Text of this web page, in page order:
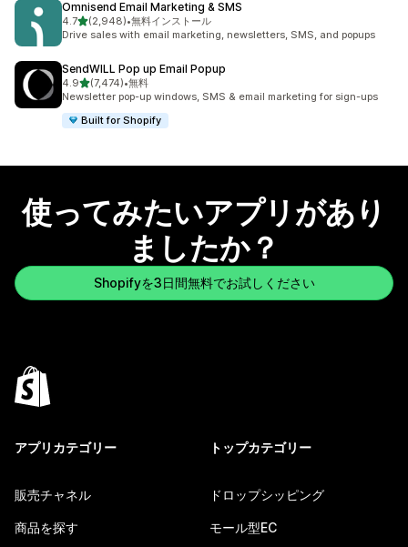
Omnisend Email Marketing & SMS
4.75つ星中
(2,948)
合計レビュー数：2948件
•無料インストール
Drive sales with email marketing, newsletters, SMS, and popups
SendWILL Pop up Email Popup
4.95つ星中
(7,474)
合計レビュー数：7474件
•無料
Newsletter pop-up windows, SMS & email marketing for sign-ups
Built for Shopify
使ってみたいアプリがあり
ましたか？
Shopifyを3日間無料でお試しください
アプリカテゴリー
販売チャネル
商品を探す
トップカテゴリー
ドロップシッピング
モール型EC